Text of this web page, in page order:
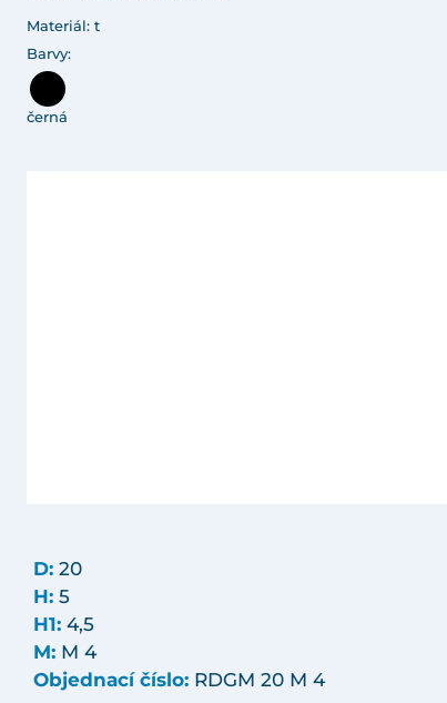
Materiál: t
Barvy:
černá
D: 20
H: 5
H1: 4,5
M: M 4
Objednací číslo: RDGM 20 M 4